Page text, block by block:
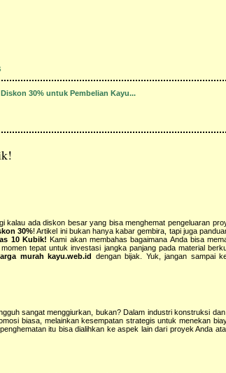
30% untuk Pembelian Kayu...
kalau ada diskon besar yang bisa menghemat pengeluaran
30%! Artikel ini bukan hanya kabar gembira, tapi juga
10 Kubik! Kami akan membahas bagaimana Anda bisa
tepat untuk investasi jangka panjang pada material
murah kayu.web.id dengan bijak. Yuk, jangan sampai
sangat menggiurkan, bukan? Dalam industri konstruksi
biasa, melainkan kesempatan strategis untuk menekan
itu bisa dialihkan ke aspek lain dari proyek Anda